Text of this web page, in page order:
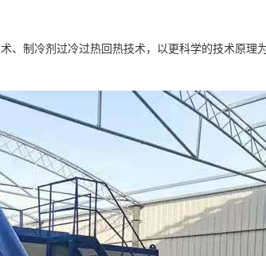
、制冷剂过冷过热回热技术，以更科学的技术原理